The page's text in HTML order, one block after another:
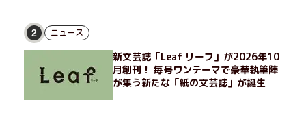
げたり、部屋でふたりだけの「台湾映画祭」を催したり。50代
独身、幼なじみの変わらぬ友情とささやかな幸せの日々を描く。
2 ニュース
新文芸誌「Leaf リーフ」が2026年10
月創刊！ 毎号ワンテーマで豪華執筆陣
が集う新たな「紙の文芸誌」が誕生